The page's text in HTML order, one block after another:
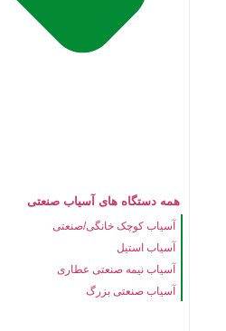
همه دستگاه های آسیاب صنعتی
آسیاب کوچک خانگی/صنعتی
آسیاب استیل
آسیاب نیمه صنعتی عطاری
آسیاب صنعتی بزرگ